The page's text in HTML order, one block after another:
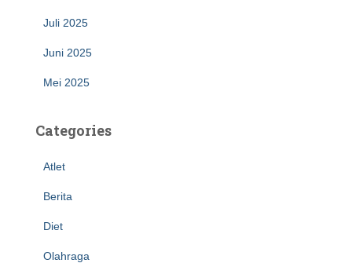
Juli 2025
Juni 2025
Mei 2025
Categories
Atlet
Berita
Diet
Olahraga